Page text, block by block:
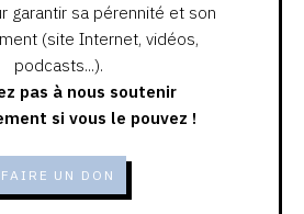
garantir sa pérennité et son
(site Internet, vidéos,
podcasts...).
pas à nous soutenir
si vous le pouvez !
FAIRE UN DON